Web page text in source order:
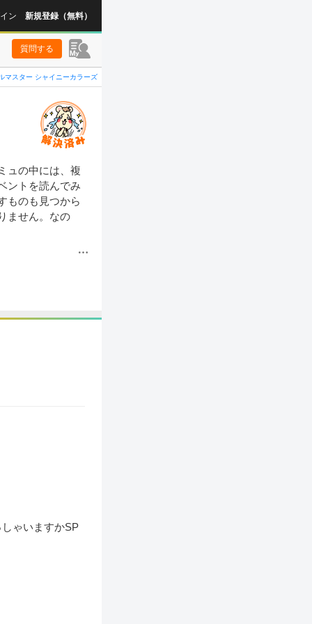
ン 新規登録（無料）
質問する
マスター シャイニーカラーズ
ュの中には、複
ントを読んでみ
ものも見つから
ません。なの
ゃいますかSP